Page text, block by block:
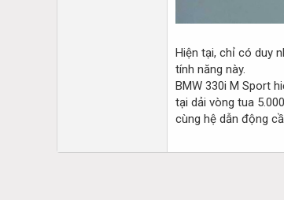
Hiện tại, chỉ có duy
tính năng này.
BMW 330i M Sport
tại dải vòng tua
cùng hệ dẫn động